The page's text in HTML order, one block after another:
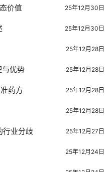
价值 25年12月30日
25年12月30日
25年12月28日
优势 25年12月28日
药方 25年12月28日
25年12月28日
行业分歧 25年12月27日
25年12月24日